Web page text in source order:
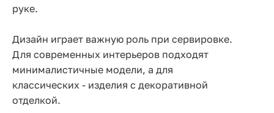
руке.
Дизайн играет важную роль при сервировке.
Для современных интерьеров подходят
минималистичные модели, а для
классических - изделия с декоративной
отделкой.